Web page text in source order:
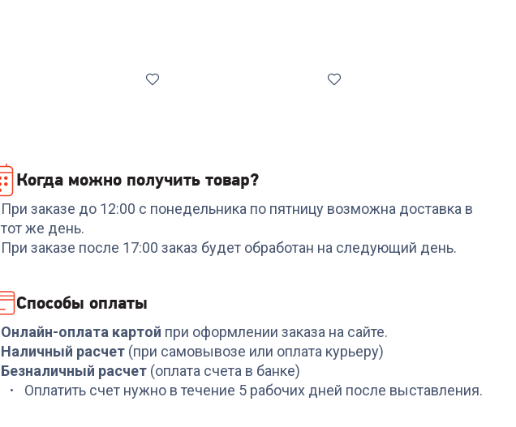
Код: 00-00013475
Пароочистители TEFAL
VP6557RH
11 899
Код:6833771
Паровая швабра
KITFORT КТ-1015
3 879
Код: 6992222
Пароочиститель
KITFORT КТ-1020
Когда можно получить товар?
При заказе до 12:00 с понедельника по пятницу возможна доставка в
тот же день.
При заказе после 17:00 заказ будет обработан на следующий день.
Способы оплаты
Онлайн-оплата картой при оформлении заказа на сайте.
Наличный расчет (при самовывозе или оплата курьеру)
Безналичный расчет (оплата счета в банке)
Оплатить счет нужно в течение 5 рабочих дней после выставления.